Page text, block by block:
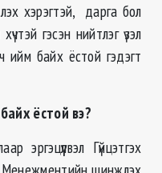
хэрэгтэй, дарга бол
гэсэн нийтлэг үзэл
ийм байх ёстой гэдэгт
ёстой вэ?
Гүйцэтгэх